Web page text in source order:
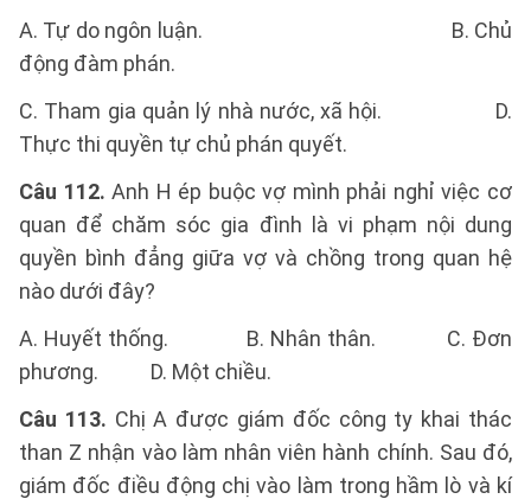
A. Tự do ngôn luận. B. Chủ
động đàm phán.
C. Tham gia quản lý nhà nước, xã hội. D.
Thực thi quyền tự chủ phán quyết.
Câu 112. Anh H ép buộc vợ mình phải nghỉ việc cơ
quan để chăm sóc gia đình là vi phạm nội dung
quyền bình đẳng giữa vợ và chồng trong quan hệ
nào dưới đây?
A. Huyết thống. B. Nhân thân. C. Đơn
phương. D. Một chiều.
Câu 113. Chị A được giám đốc công ty khai thác
than Z nhận vào làm nhân viên hành chính. Sau đó,
giám đốc điều động chị vào làm trong hầm lò và kí